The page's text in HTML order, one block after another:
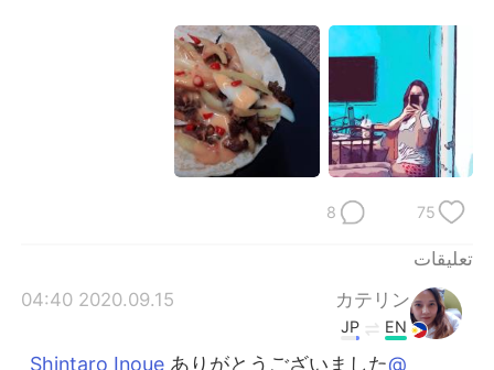
Español
Deutsch
한국어
Türkçe
Português
75
8
تعليقات
カテリン
2020.09.15 04:40
EN
JP
@Shintaro Inoue
ありがとうございました